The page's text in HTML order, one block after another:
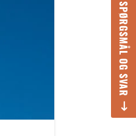
SPØRGSMÅL OG SVAR